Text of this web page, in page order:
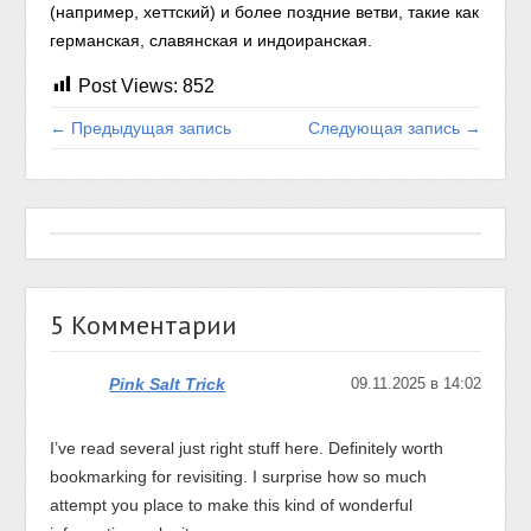
(например, хеттский) и более поздние ветви, такие как
германская, славянская и индоиранская.
Post Views: 852
← Предыдущая запись Следующая запись →
5 Комментарии
Pink Salt Trick 09.11.2025 в 14:02
I’ve read several just right stuff here. Definitely worth
bookmarking for revisiting. I surprise how so much
attempt you place to make this kind of wonderful